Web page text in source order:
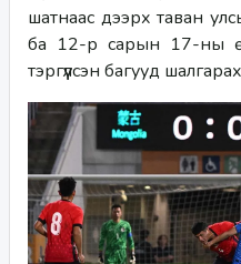
шатнаас дээрх таван
ба 12-р сарын 17-ны
тэргүүлсэн багууд